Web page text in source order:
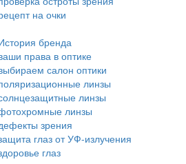
на очки
бренда
права в оптике
салон оптики
линзы
линзы
линзы
зрения
глаз от УФ-излучения
глаз